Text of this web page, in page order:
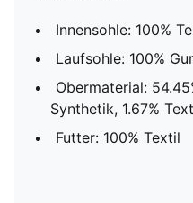
Innensohle: 100%
Laufsohle: 100%
Obermaterial:
Synthetik, 1.67%
Futter: 100% Textil